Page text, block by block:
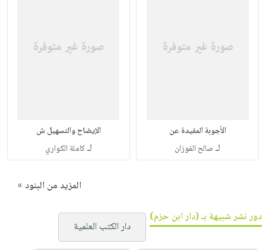
الأجوبة المفيدة عن
لـ صالح الفوزان
الإيضاح والتسهيل ش
لـكاملة الكواري
المزيد من البنود »
دور نشر شبيهة بـ (دار ابن حزم)
دار الكتب العلمية